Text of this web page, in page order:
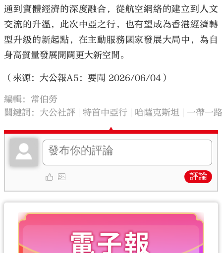
通到實體經濟的深度融合，從航空網絡的建立到人文
交流的升溫，此次中亞之行，也有望成為香港經濟轉
型升級的新起點，在主動服務國家發展大局中，為自
身高質量發展開闢更大新空間。
（來源：大公報A5：要聞 2026/06/04）
編輯：常伯勞
關鍵詞： 大公社評 特首中亞行 哈薩克斯坦 一帶一
評論